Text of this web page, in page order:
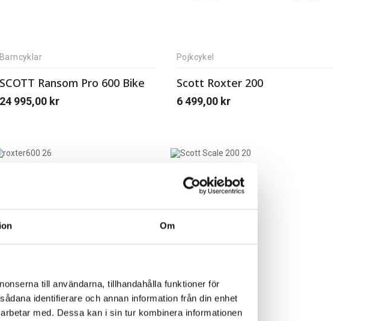
Om
till användarna, tillhandahålla funktioner för
identifierare och annan information från din enhet
med. Dessa kan i sin tur kombinera informationen
Barncyklar
SCOTT Ransom Pro 600 Bike
24 995,00 kr
Pojkcykel
Scott Roxter 200
6 499,00 kr